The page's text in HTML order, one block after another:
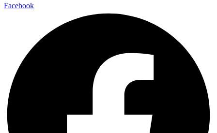
Facebook